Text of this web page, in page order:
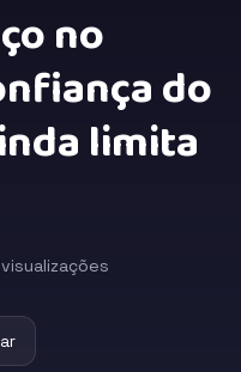
no
do
limita
visualizações